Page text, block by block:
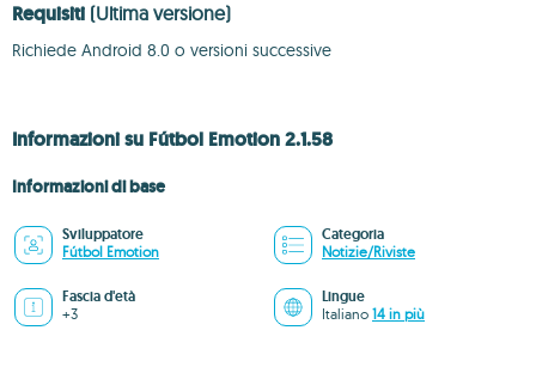
Requisiti (Ultima versione)
Richiede Android 8.0 o versioni successive
Informazioni su Fútbol Emotion 2.1.58
Informazioni di base
Sviluppatore
Fútbol Emotion
Categoria
Notizie/Riviste
Fascia d'età
+3
Lingue
Italiano 14 in più